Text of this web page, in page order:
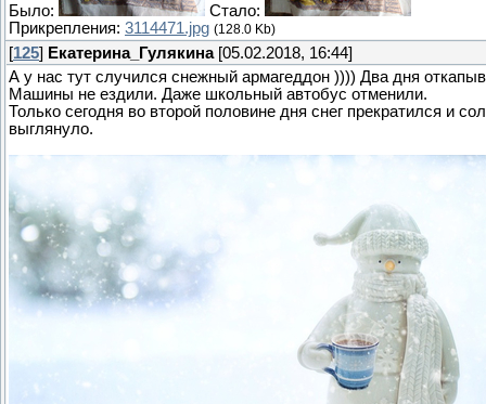
Было:
Стало:
Прикрепления: 3114471.jpg (128.0 Kb)
[125] Екатерина_Гулякина[05.02.2018, 16:44]
А у нас тут случился снежный армагеддон )))) Два дня
Машины не ездили. Даже школьный автобус отменили.
Только сегодня во второй половине дня снег прекратился и
выглянуло.